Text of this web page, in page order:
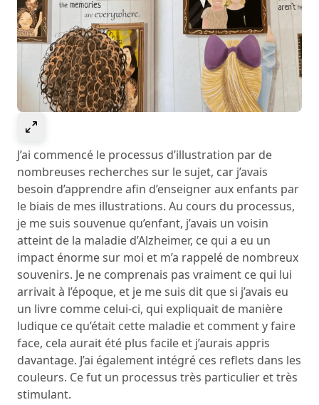
J’ai commencé le processus d’illustration par de
nombreuses recherches sur le sujet, car j’avais
besoin d’apprendre afin d’enseigner aux enfants par
le biais de mes illustrations. Au cours du processus,
je me suis souvenue qu’enfant, j’avais un voisin
atteint de la maladie d’Alzheimer, ce qui a eu un
impact énorme sur moi et m’a rappelé de nombreux
souvenirs. Je ne comprenais pas vraiment ce qui lui
arrivait à l’époque, et je me suis dit que si j’avais eu
un livre comme celui-ci, qui expliquait de manière
ludique ce qu’était cette maladie et comment y faire
face, cela aurait été plus facile et j’aurais appris
davantage. J’ai également intégré ces reflets dans les
couleurs. Ce fut un processus très particulier et très
stimulant.